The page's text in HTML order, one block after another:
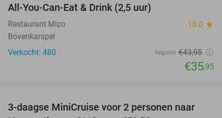
All-You-Can-Eat & Drink (2,5 uur)
Restaurant Mizo 10.0 star
Bovenkarspel
Verkocht: 480
Regulier €43,95
€35,95
50%
3-daagse MiniCruise voor 2 personen naar